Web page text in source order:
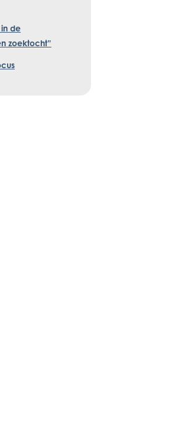
de
zoektocht”